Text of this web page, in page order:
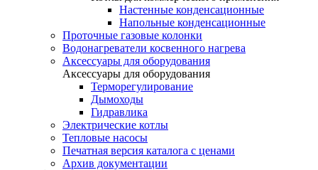
Настенные конденсационные
Напольные конденсационные
Проточные газовые колонки
Водонагреватели косвенного нагрева
Аксессуары для оборудования
Аксессуары для оборудования
Терморегулирование
Дымоходы
Гидравлика
Электрические котлы
Тепловые насосы
Печатная версия каталога с ценами
Архив документации